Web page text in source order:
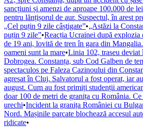
sancțiuni și amenzi de aproape 100.000 de lei
pentru lănțișorul de aur. Suspectul, în arest
„Cel puțin 9 zile câștigate”•„Astăzi la
puțin 9 zile”•Reacția Ucrainei după
de 19 ani, lovită de tren în gara din
oameni sunt la mare•Linia 102, traseu deviat
Dobrogea. Constanța, sub Cod Galben de
spectaculos pe Faleza Cazinoului din
agresat în Cluj. Salvatorul a fost operat, iar
august. Cum au fost primiți studenții
doar 100 de metri de granița cu România.
urechi•Incident la granița României cu
Nord. Mașinile parcate blochează accesul
ridicate•